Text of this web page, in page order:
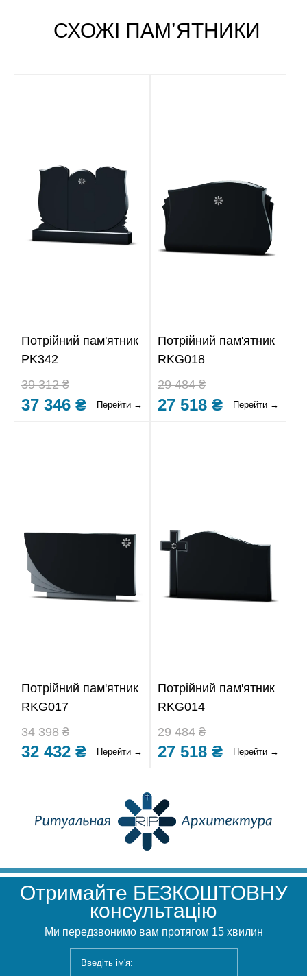
СХОЖІ ПАМʼЯТНИКИ
Потрійний пам'ятник
PK342
39 312 ₴
37 346 ₴ Перейти →
Потрійний пам'ятник
RKG018
29 484 ₴
27 518 ₴ Перейти →
Потрійний пам'ятник
RKG017
34 398 ₴
32 432 ₴ Перейти →
Потрійний пам'ятник
RKG014
29 484 ₴
27 518 ₴ Перейти →
Отримайте БЕЗКОШТОВНУ
консультацію
Ми передзвонимо вам протягом 15 хвилин